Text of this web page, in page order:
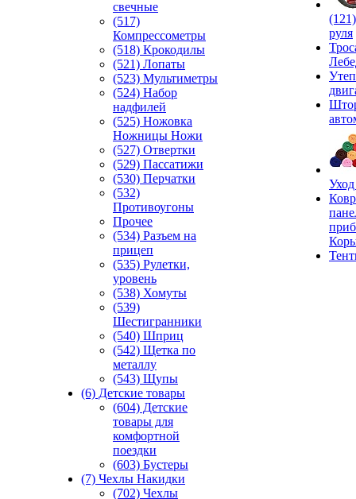
свечные
(517)
Компрессометры
(518) Крокодилы
(521) Лопаты
(523) Мультиметры
(524) Набор
надфилей
(525) Ножовка
Ножницы Ножи
(527) Отвертки
(529) Пассатижи
(530) Перчатки
(532)
Противоугоны
Прочее
(534) Разъем на
прицеп
(535) Рулетки,
уровень
(538) Хомуты
(539)
Шестигранники
(540) Шприц
(542) Щетка по
металлу
(543) Щупы
(6) Детские товары
(604) Детские
товары для
комфортной
поездки
(603) Бустеры
(7) Чехлы Накидки
(702) Чехлы
руля
Уход